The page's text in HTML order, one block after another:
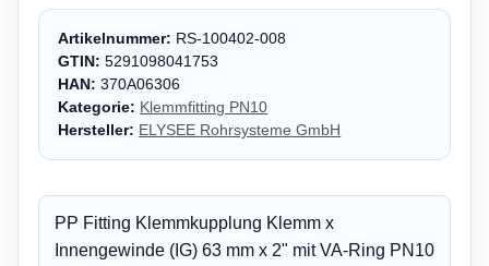
Artikelnummer: RS-100402-008
GTIN: 5291098041753
HAN: 370A06306
Kategorie: Klemmfitting PN10
Hersteller: ELYSEE Rohrsysteme GmbH
PP Fitting Klemmkupplung Klemm x
Innengewinde (IG) 63 mm x 2" mit VA-Ring PN10